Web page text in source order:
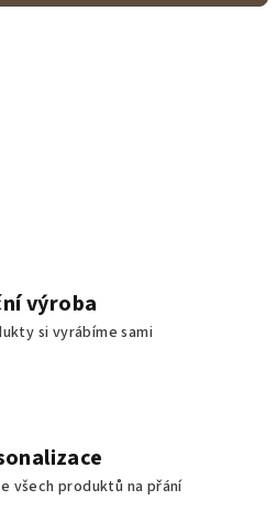
výroba
si vyrábíme sami
všech produktů na přání